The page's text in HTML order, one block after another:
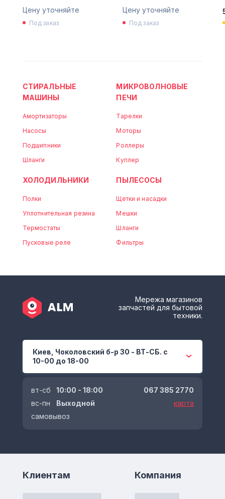
Цену уточняйте
Под заказ
Цену уточняйте
Под заказ
СТИРАЛЬНЫЕ
МАШИНЫ
Амортизаторы
Насосы
Подшипники
Шланги
МИКРОВОЛНОВЫЕ
ПЕЧИ
Тарелки
Моторы
Роллеры
Куплер
ХОЛОДИЛЬНИКИ
Полки
Уплотнительная резина
Термостаты
Пусковые реле
ПЫЛЕСОСЫ
Щетки и насадки
Мешки
Шланги
Фильтры
Мережа магазинов
запчастей для бытовой
техники.
Киев, Чоколовский б-р 30 - ВТ-СБ. с
10-00 до 18-00
вт-сб
10:00 - 18:00
вс-пн
Выходной
самовывоз
067 385 2770
карта
Клиентам Компания